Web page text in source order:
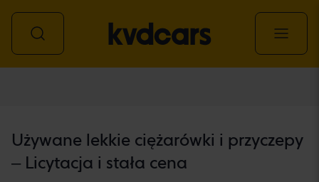
Używane lekkie ciężarówki i przyczepy
– Licytacja i stała cena